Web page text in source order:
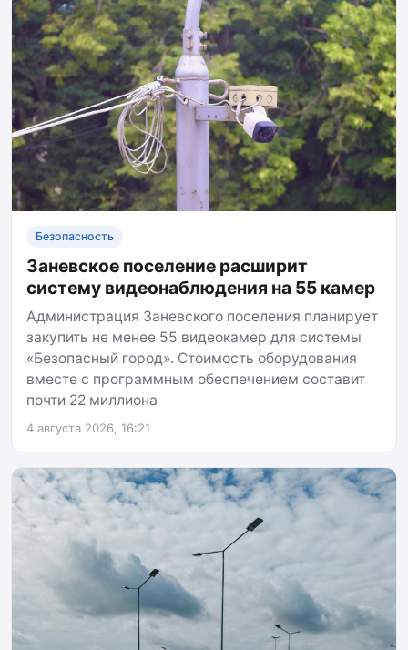
Безопасность
Заневское поселение расширит
систему видеонаблюдения на 55 камер
Администрация Заневского поселения планирует
закупить не менее 55 видеокамер для системы
«Безопасный город». Стоимость оборудования
вместе с программным обеспечением составит
почти 22 миллиона
4 августа 2026, 16:21